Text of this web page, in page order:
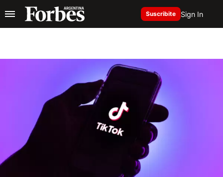
Suscribite Sign In